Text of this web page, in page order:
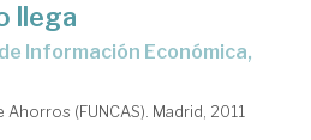
llega
Ahorros (FUNCAS). Madrid, 2011